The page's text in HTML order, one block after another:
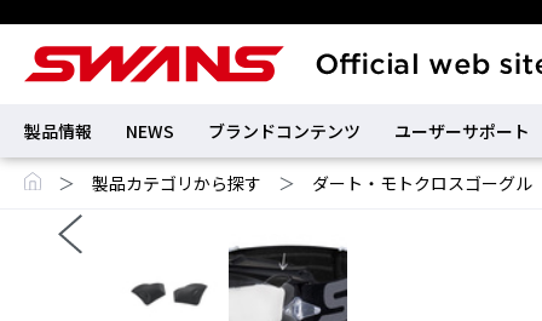
製品情報 NEWS ブランドコンテンツ ユーザーサポート
＞ 製品カテゴリから探す ＞ ダート・モトクロスゴーグル